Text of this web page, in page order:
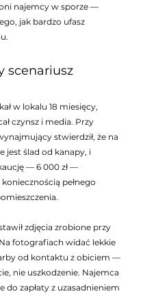
najemcy w sporze —
jak bardzo ufasz
scenariusz
w lokalu 18 miesięcy,
czynsz i media. Przy
stwierdził, że na
jest ślad od kanapy, i
— 6 000 zł —
pełnego
zdjęcia zrobione przy
fotografiach widać lekkie
od kontaktu z obiciem —
nie uszkodzenie. Najemca
do zapłaty z uzasadnieniem